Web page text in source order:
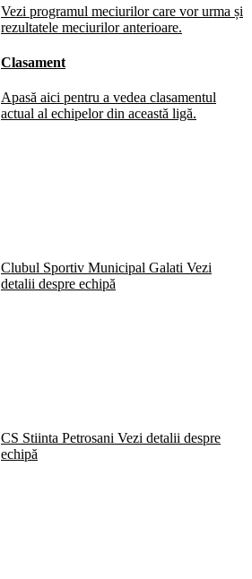
Vezi programul meciurilor care vor urma și
rezultatele meciurilor anterioare.
Clasament
Apasă aici pentru a vedea clasamentul
actual al echipelor din această ligă.
Clubul Sportiv Municipal Galati Vezi
detalii despre echipă
CS Stiinta Petrosani Vezi detalii despre
echipă